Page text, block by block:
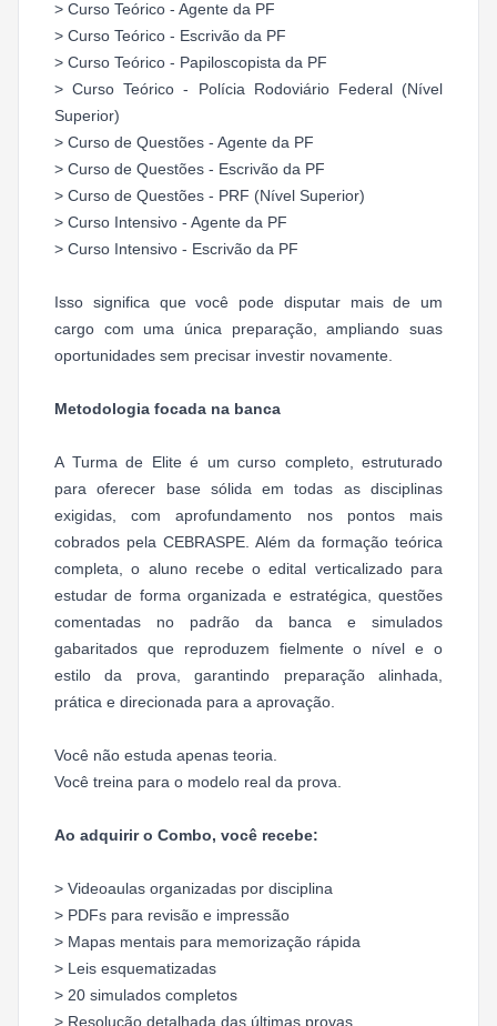
> Curso Teórico - Agente da PF
> Curso Teórico - Escrivão da PF
> Curso Teórico - Papiloscopista da PF
> Curso Teórico - Polícia Rodoviário Federal (Nível
Superior)
> Curso de Questões - Agente da PF
> Curso de Questões - Escrivão da PF
> Curso de Questões - PRF (Nível Superior)
> Curso Intensivo - Agente da PF
> Curso Intensivo - Escrivão da PF
Isso significa que você pode disputar mais de um
cargo com uma única preparação, ampliando suas
oportunidades sem precisar investir novamente.
Metodologia focada na banca
A Turma de Elite é um curso completo, estruturado
para oferecer base sólida em todas as disciplinas
exigidas, com aprofundamento nos pontos mais
cobrados pela CEBRASPE. Além da formação teórica
completa, o aluno recebe o edital verticalizado para
estudar de forma organizada e estratégica, questões
comentadas no padrão da banca e simulados
gabaritados que reproduzem fielmente o nível e o
estilo da prova, garantindo preparação alinhada,
prática e direcionada para a aprovação.
Você não estuda apenas teoria.
Você treina para o modelo real da prova.
Ao adquirir o Combo, você recebe:
> Videoaulas organizadas por disciplina
> PDFs para revisão e impressão
> Mapas mentais para memorização rápida
> Leis esquematizadas
> 20 simulados completos
> Resolução detalhada das últimas provas